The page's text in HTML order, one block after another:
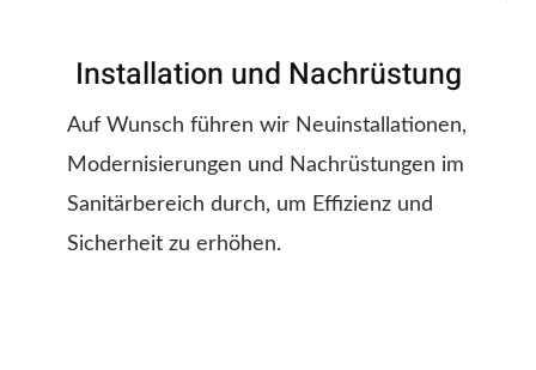
Installation und Nachrüstung
Auf Wunsch führen wir Neuinstallationen,
Modernisierungen und Nachrüstungen im
Sanitärbereich durch, um Effizienz und
Sicherheit zu erhöhen.